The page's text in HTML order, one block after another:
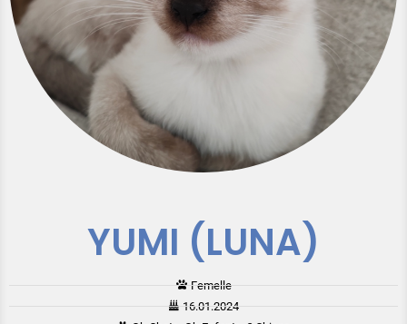
YUMI (LUNA)
Femelle
16.01.2024